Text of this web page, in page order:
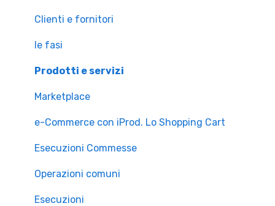
Clienti e fornitori
le fasi
Prodotti e servizi
Marketplace
e-Commerce con iProd. Lo Shopping Cart
Esecuzioni Commesse
Operazioni comuni
Esecuzioni